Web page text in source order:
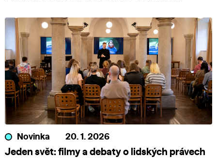
Novinka 20. 1. 2026
Jeden svět: filmy a debaty o lidských právech